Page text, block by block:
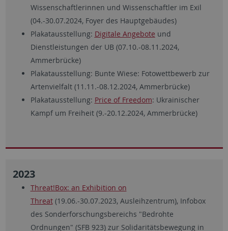
Wissenschaftlerinnen und Wissenschaftler im Exil
(04.-30.07.2024, Foyer des Hauptgebäudes)
Plakatausstellung: Digitale Angebote und
Dienstleistungen der UB (07.10.-08.11.2024,
Ammerbrücke)
Plakatausstellung: Bunte Wiese: Fotowettbewerb zur
Artenvielfalt (11.11.-08.12.2024, Ammerbrücke)
Plakatausstellung: Price of Freedom: Ukrainischer
Kampf um Freiheit (9.-20.12.2024, Ammerbrücke)
2023
Threat!Box: an Exhibition on
Threat(19.06.-30.07.2023, Ausleihzentrum), Infobox
des Sonderforschungsbereichs "Bedrohte
Ordnungen" (SFB 923) zur Solidaritätsbewegung in